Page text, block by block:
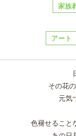
家族
アート
その花
元気
色褪せること